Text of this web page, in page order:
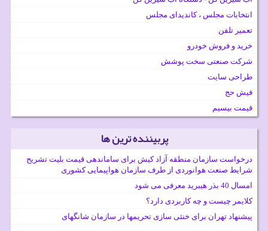
انتخابات مجلس ، کاندیدای مجلس
تعمیر تلفن
خرید و فروش خودرو
شرکت صنعتی سخت پوشش
طراحی سایت
فیش حج
قیمت بیسیم
پربیننده ترین ها
درخواست سازمان منطقه آزاد کیش برای ساماندهی قیمت بلیت تشریح
شرایط صنعت هوانوردی از طرف سازمان هواپیمایی کشوری
امسال 40 بذر هیبرید معرفی می شود
کلایمر چیست و چه کاربردی دارد؟
پیشنهاد تهران برای خنثی سازی تحریمها در سازمان شانگهای